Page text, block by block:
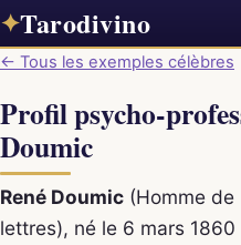
✦Tarodivino
← Tous les exemples célèbres
Profil psycho-
Doumic
René Doumic (Homme de
lettres), né le 6 mars 1860